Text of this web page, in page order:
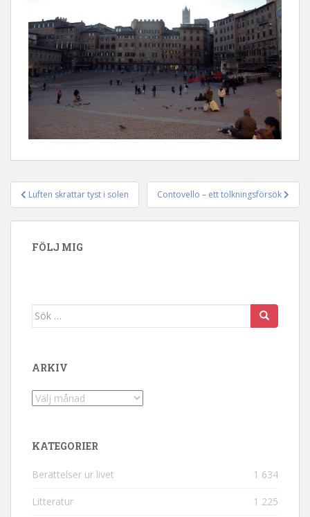
Inläggsnavigering
Luften skrattar tyst i solen Contovello – ett tolkningsförsök
FÖLJ MIG
Sök efter:
ARKIV
Arkiv
KATEGORIER
Berättelser ur livet 1 634
Litteratur 1 225